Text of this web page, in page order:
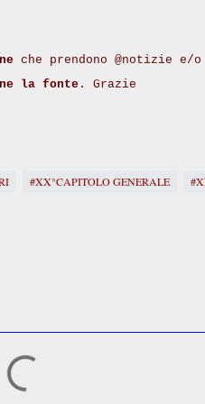
che prendono @notizie e/
la fonte. Grazie
#XX°CAPITOLO GENERALE